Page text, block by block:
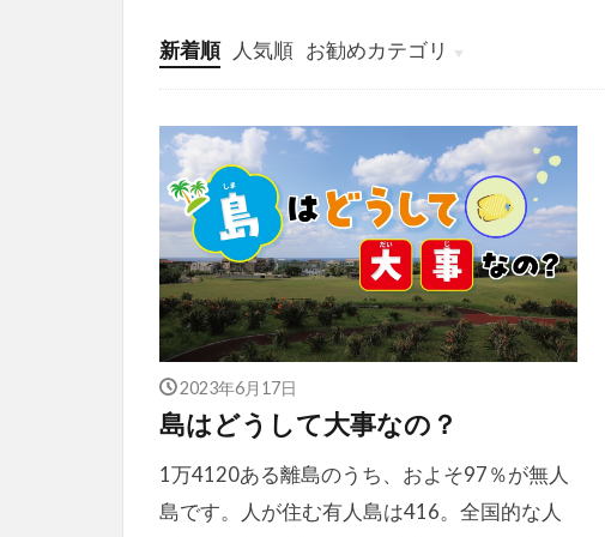
新着順 人気順 お勧めカテゴリ
投稿
学び
マンガ
電子書籍
2023年6月17日
島はどうして大事なの？
1万4120ある離島のうち、およそ97％が無人
島です。人が住む有人島は416。全国的な人